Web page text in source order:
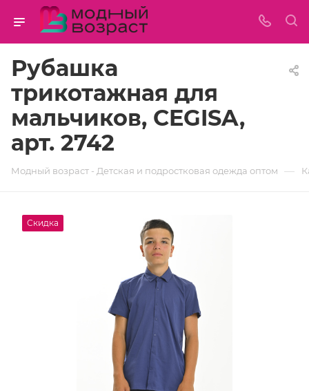
Рубашка
трикотажная для
мальчиков, CEGISA,
арт. 2742
Модный возраст - Детская и подростковая одежда оптом —
Скидка